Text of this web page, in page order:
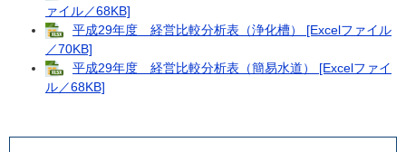
ァイル／68KB]
平成29年度 経営比較分析表（浄化槽） [Excelファイル
／70KB]
平成29年度 経営比較分析表（簡易水道） [Excelファイ
ル／68KB]